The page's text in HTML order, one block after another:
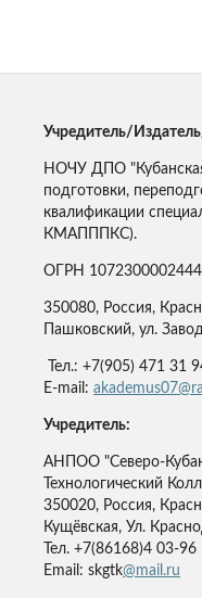
Учредитель/
НОЧУ ДПО
подготовки,
квалификации
КМАПППКС).
ОГРН 1072300002444
350080, Россия,
Пашковский, ул.
Тел.: +7(905) 471 31
E-mail:
Учредитель:
АНПОО "Северо-
Технологический
350020, Россия,
Кущёвская, Ул.
Тел. +7(86168)4 03-96
Email: skgtk@mail.ru